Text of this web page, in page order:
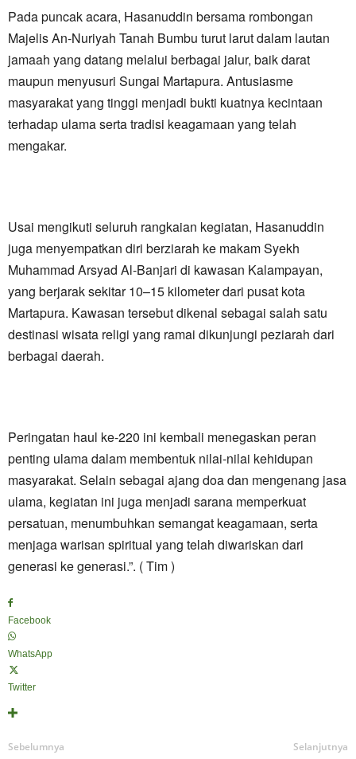
Pada puncak acara, Hasanuddin bersama rombongan
Majelis An-Nuriyah Tanah Bumbu turut larut dalam lautan
jamaah yang datang melalui berbagai jalur, baik darat
maupun menyusuri Sungai Martapura. Antusiasme
masyarakat yang tinggi menjadi bukti kuatnya kecintaan
terhadap ulama serta tradisi keagamaan yang telah
mengakar.
Usai mengikuti seluruh rangkaian kegiatan, Hasanuddin
juga menyempatkan diri berziarah ke makam Syekh
Muhammad Arsyad Al-Banjari di kawasan Kalampayan,
yang berjarak sekitar 10–15 kilometer dari pusat kota
Martapura. Kawasan tersebut dikenal sebagai salah satu
destinasi wisata religi yang ramai dikunjungi peziarah dari
berbagai daerah.
Peringatan haul ke-220 ini kembali menegaskan peran
penting ulama dalam membentuk nilai-nilai kehidupan
masyarakat. Selain sebagai ajang doa dan mengenang jasa
ulama, kegiatan ini juga menjadi sarana memperkuat
persatuan, menumbuhkan semangat keagamaan, serta
menjaga warisan spiritual yang telah diwariskan dari
generasi ke generasi.”. ( Tim )
Facebook
WhatsApp
Twitter
Sebelumnya Selanjutnya